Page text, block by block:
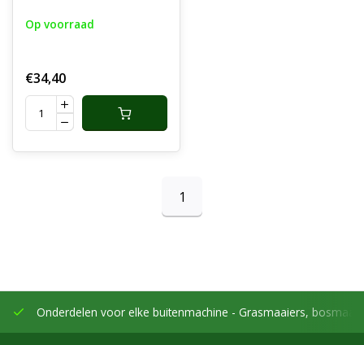
Op voorraad
€34,40
1
Onderdelen voor elke buitenmachine - Grasmaaiers,